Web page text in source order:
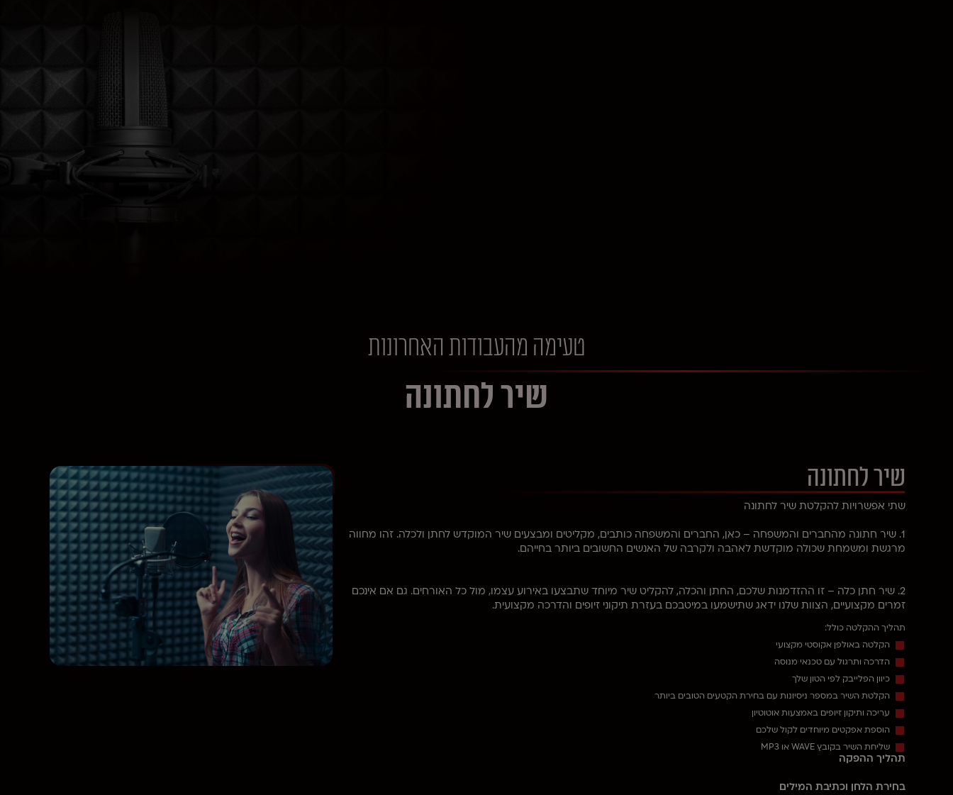
טעימה מהעבודות האחרונות
שיר לחתונה
שיר לחתונה
שתי אפשרויות להקלטת שיר לחתונה
1. שיר חתונה מהחברים והמשפחה – כאן, החברים והמשפחה כותבים, מקליטים ומבצעים שיר המוקדש לחתן ולכלה. זהו מחווה
מרגשת ומשמחת שכולה מוקדשת לאהבה ולקרבה של האנשים החשובים ביותר בחייהם.
2. שיר חתן כלה – זו ההזדמנות שלכם, החתן והכלה, להקליט שיר מיוחד שתבצעו באירוע עצמו, מול כל האורחים. גם אם אינכם
זמרים מקצועיים, הצוות שלנו ידאג שתישמעו במיטבכם בעזרת תיקוני זיופים והדרכה מקצועית.
תהליך ההקלטה כולל:
הקלטה באולפן אקוסטי מקצועי
הדרכה ותרגול עם טכנאי מנוסה
כיוון הפלייבק לפי הטון שלך
הקלטת השיר במספר ניסיונות עם בחירת הקטעים הטובים ביותר
עריכה ותיקון זיופים באמצעות אוטוטיון
הוספת אפקטים מיוחדים לקול שלכם
שליחת השיר בקובץ WAVE או MP3
תהליך ההפקה
בחירת הלחן וכתיבת המילים